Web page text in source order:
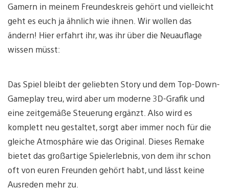
Gamern in meinem Freundeskreis gehört und vielleicht
geht es euch ja ähnlich wie ihnen. Wir wollen das
ändern! Hier erfahrt ihr, was ihr über die Neuauflage
wissen müsst:
Das Spiel bleibt der geliebten Story und dem Top-Down-
Gameplay treu, wird aber um moderne 3D-Grafik und
eine zeitgemäße Steuerung ergänzt. Also wird es
komplett neu gestaltet, sorgt aber immer noch für die
gleiche Atmosphäre wie das Original. Dieses Remake
bietet das großartige Spielerlebnis, von dem ihr schon
oft von euren Freunden gehört habt, und lässt keine
Ausreden mehr zu.